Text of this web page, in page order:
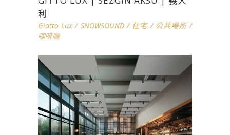
利
Giotto Lux / SNOWSOUND/ 住宅/ 公共場所/
咖啡廳